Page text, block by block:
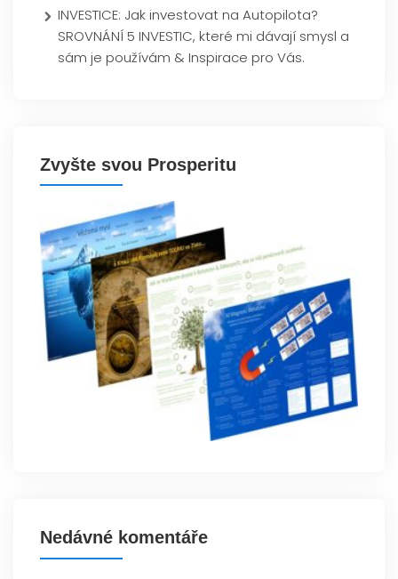
INVESTICE: Jak investovat na Autopilota?
SROVNÁNÍ 5 INVESTIC, které mi dávají smysl a
sám je používám & Inspirace pro Vás.
Zvyšte svou Prosperitu
Nedávné komentáře